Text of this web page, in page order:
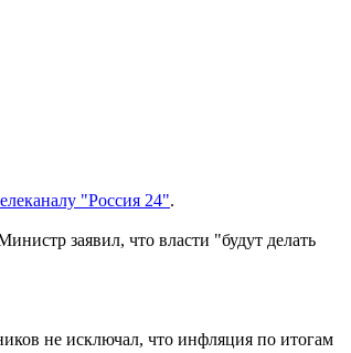
"Россия 24".
заявил, что власти "будут делать
не исключал, что инфляция по итогам